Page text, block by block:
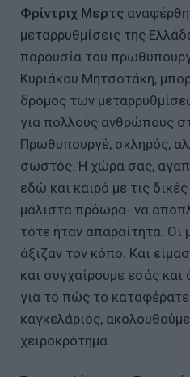
Φρίντριχ Μερτς
μεταρρυθμίσεις της
παρουσία του
Κυριάκου Μητσοτάκη,
δρόμος των
για πολλούς ανθρώπους
Πρωθυπουργέ, σκληρός,
σωστός. Η χώρα σας,
εδώ και καιρό με τις
μάλιστα πρόωρα- να
τότε ήταν απαραίτητα.
άξιζαν τον κόπο. Και
και συγχαίρουμε εσάς και
για το πώς το
καγκελάριος,
χειροκρότημα.